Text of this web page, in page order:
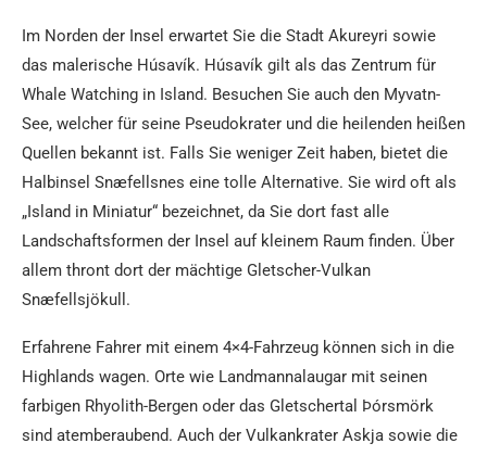
Im Norden der Insel erwartet Sie die Stadt Akureyri sowie
das malerische Húsavík. Húsavík gilt als das Zentrum für
Whale Watching in Island. Besuchen Sie auch den Myvatn-
See, welcher für seine Pseudokrater und die heilenden heißen
Quellen bekannt ist. Falls Sie weniger Zeit haben, bietet die
Halbinsel Snæfellsnes eine tolle Alternative. Sie wird oft als
„Island in Miniatur“ bezeichnet, da Sie dort fast alle
Landschaftsformen der Insel auf kleinem Raum finden. Über
allem thront dort der mächtige Gletscher-Vulkan
Snæfellsjökull.
Erfahrene Fahrer mit einem 4×4-Fahrzeug können sich in die
Highlands wagen. Orte wie Landmannalaugar mit seinen
farbigen Rhyolith-Bergen oder das Gletschertal Þórsmörk
sind atemberaubend. Auch der Vulkankrater Askja sowie die